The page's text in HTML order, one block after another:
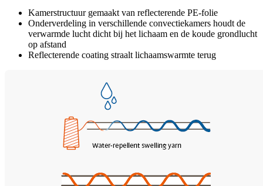
Kamerstructuur gemaakt van reflecterende PE-folie
Onderverdeling in verschillende convectiekamers houdt de
verwarmde lucht dicht bij het lichaam en de koude grondlucht
op afstand
Reflecterende coating straalt lichaamswarmte terug